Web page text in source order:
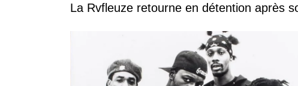
La Rvfleuze retourne en détention après